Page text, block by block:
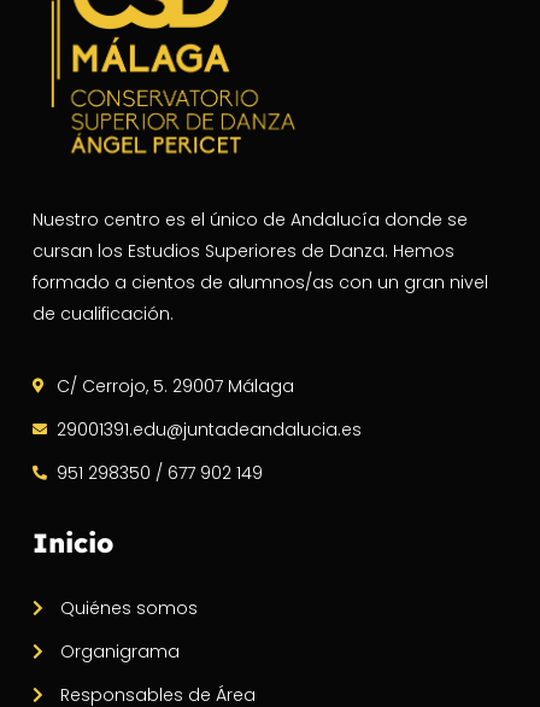
Nuestro centro es el único de Andalucía donde se
cursan los Estudios Superiores de Danza. Hemos
formado a cientos de alumnos/as con un gran nivel
de cualificación.
C/ Cerrojo, 5. 29007 Málaga
29001391.edu@juntadeandalucia.es
951 298350 / 677 902 149
Inicio
Quiénes somos
Organigrama
Responsables de Área